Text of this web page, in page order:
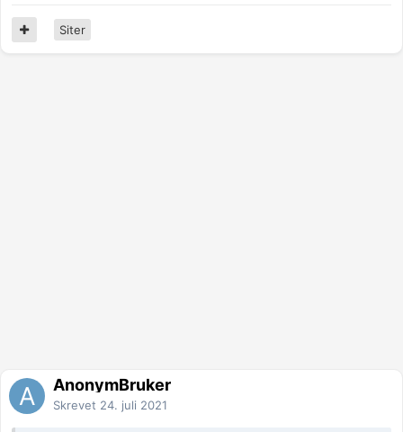
Siter
AnonymBruker
Skrevet 24. juli 2021